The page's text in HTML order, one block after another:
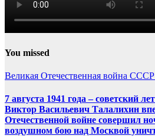
You missed
Великая Отечественная война СССР
7 августа 1941 года – советский
Виктор Васильевич Талалихин
Отечественной войне совершил
воздушном бою над Москвой